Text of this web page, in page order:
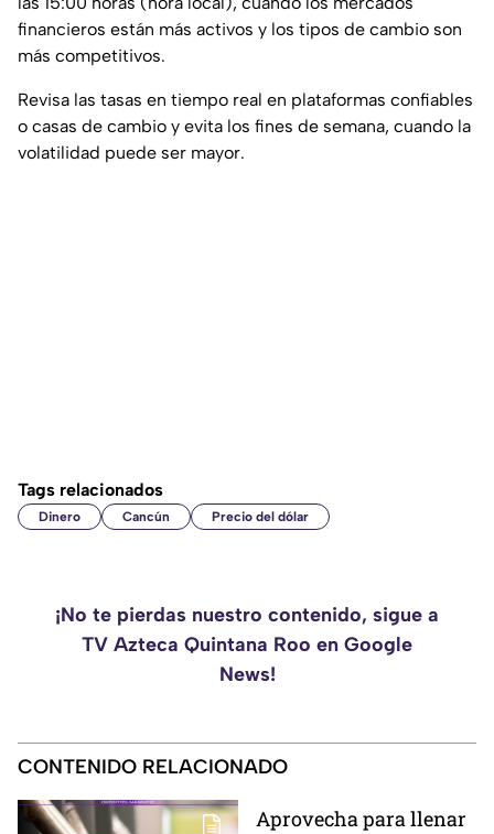
financieros están más activos y los tipos de cambio son
más competitivos.
Revisa las tasas en tiempo real en plataformas confiables
o casas de cambio y evita los fines de semana, cuando la
volatilidad puede ser mayor.
Tags relacionados
Dinero Cancún Precio del dólar
¡No te pierdas nuestro contenido, sigue a
TV Azteca Quintana Roo en Google
News!
CONTENIDO RELACIONADO
Aprovecha para llenar